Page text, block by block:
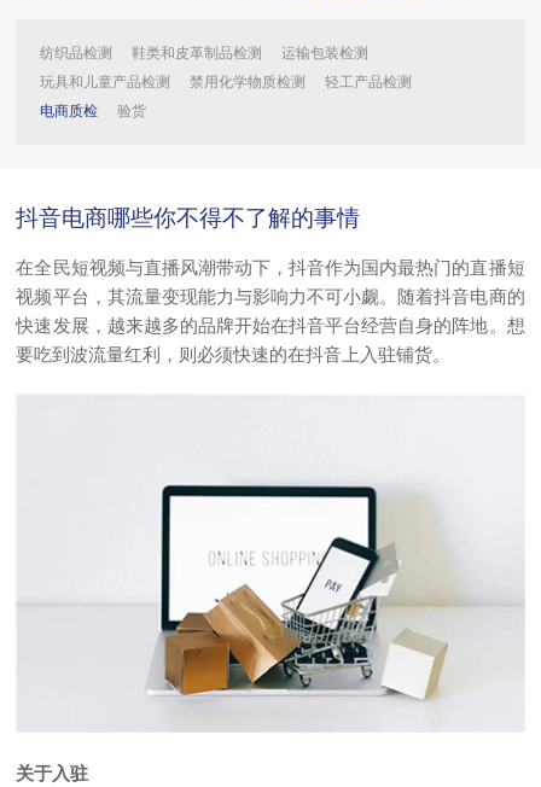
纺织品检测 鞋类和皮革制品检测
运输包装检测
玩具和儿童产品检测
禁用化学物质检测
轻工产品检测
电商质检
验货
抖音电商哪些你不得不了解的事情
在全民短视频与直播风潮带动下，抖音作为国内最热门的直播短
视频平台，其流量变现能力与影响力不可小觑。随着抖音电商的
快速发展，越来越多的品牌开始在抖音平台经营自身的阵地。想
要吃到波流量红利，则必须快速的在抖音上入驻铺货。
关于入驻